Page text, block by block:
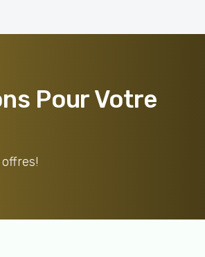
Pour Votre